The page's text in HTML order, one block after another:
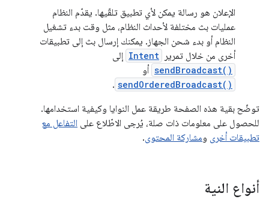
الإعلان هو رسالة يمكن لأي تطبيق تلقّيها. يقدّم النظام
عمليات بث مختلفة لأحداث النظام، مثل وقت بدء تشغيل
النظام أو بدء شحن الجهاز. يمكنك إرسال بث إلى تطبيقات
أخرى من خلال تمرير
Intent إلى
sendBroadcast() أو
sendOrderedBroadcast()
.
توضّح بقية هذه الصفحة طريقة عمل النوايا وكيفية استخدامها.
للحصول على معلومات ذات صلة، يُرجى الاطّلاع على التفاعل مع
تطبيقات أخرى ومشاركة المحتوى.
أنواع النية